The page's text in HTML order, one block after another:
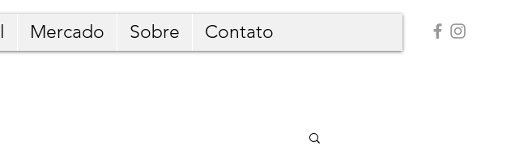
Mercado Sobre Contato